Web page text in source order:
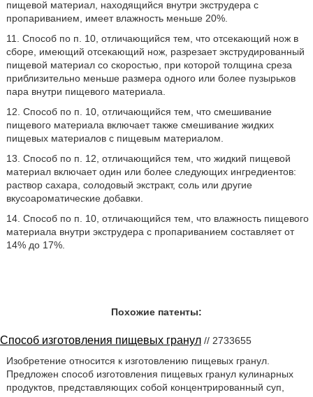
пищевой материал, находящийся внутри экструдера с
пропариванием, имеет влажность меньше 20%.
11. Способ по п. 10, отличающийся тем, что отсекающий нож в
сборе, имеющий отсекающий нож, разрезает экструдированный
пищевой материал со скоростью, при которой толщина среза
приблизительно меньше размера одного или более пузырьков
пара внутри пищевого материала.
12. Способ по п. 10, отличающийся тем, что смешивание
пищевого материала включает также смешивание жидких
пищевых материалов с пищевым материалом.
13. Способ по п. 12, отличающийся тем, что жидкий пищевой
материал включает один или более следующих ингредиентов:
раствор сахара, солодовый экстракт, соль или другие
вкусоароматические добавки.
14. Способ по п. 10, отличающийся тем, что влажность пищевого
материала внутри экструдера с пропариванием составляет от
14% до 17%.
Похожие патенты:
Способ изготовления пищевых гранул // 2733655
Изобретение относится к изготовлению пищевых гранул.
Предложен способ изготовления пищевых гранул кулинарных
продуктов, представляющих собой концентрированный суп,